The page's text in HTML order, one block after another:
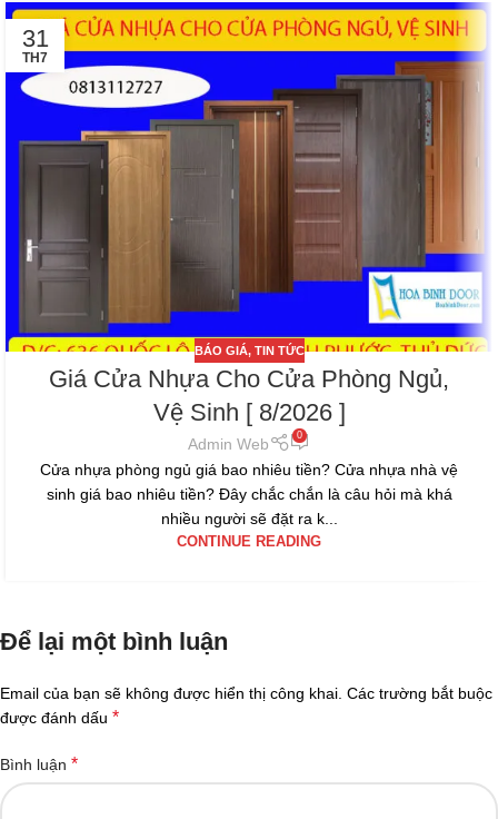
31
TH7
BÁO GIÁ, TIN TỨC
Giá Cửa Nhựa Cho Cửa Phòng Ngủ,
Vệ Sinh [ 8/2026 ]
Admin Web 0
Cửa nhựa phòng ngủ giá bao nhiêu tiền? Cửa nhựa nhà vệ
sinh giá bao nhiêu tiền? Đây chắc chắn là câu hỏi mà khá
nhiều người sẽ đặt ra k...
CONTINUE READING
Để lại một bình luận
Email của bạn sẽ không được hiển thị công khai. Các trường bắt buộc
được đánh dấu *
Bình luận *